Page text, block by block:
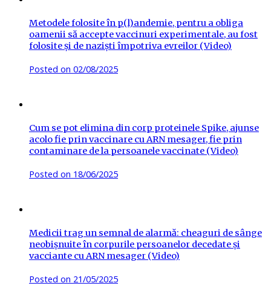
Metodele folosite în p(l)andemie, pentru a obliga
oamenii să accepte vaccinuri experimentale, au fost
folosite și de naziști împotriva evreilor (Video)
Posted on 02/08/2025
Cum se pot elimina din corp proteinele Spike, ajunse
acolo fie prin vaccinare cu ARN mesager, fie prin
contaminare de la persoanele vaccinate (Video)
Posted on 18/06/2025
Medicii trag un semnal de alarmă: cheaguri de sânge
neobișnuite în corpurile persoanelor decedate și
vacciante cu ARN mesager (Video)
Posted on 21/05/2025